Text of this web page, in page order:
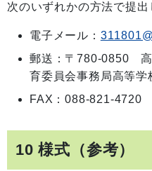
次のいずれかの方法で提出
電子メール：
郵送：〒780-0850
育委員会事務局高等学
FAX：088-821-4720
10 様式（参考）